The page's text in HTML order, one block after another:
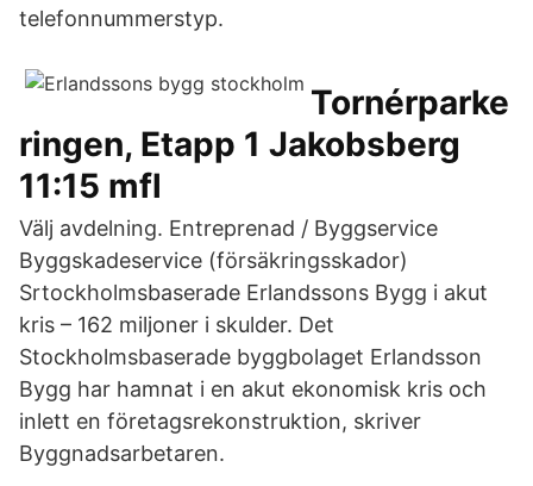
telefonnummerstyp.
Tornérparke
ringen, Etapp 1 Jakobsberg
11:15 mfl
Välj avdelning. Entreprenad / Byggservice
Byggskadeservice (försäkringsskador)
Srtockholmsbaserade Erlandssons Bygg i akut
kris – 162 miljoner i skulder. Det
Stockholmsbaserade byggbolaget Erlandsson
Bygg har hamnat i en akut ekonomisk kris och
inlett en företagsrekonstruktion, skriver
Byggnadsarbetaren.